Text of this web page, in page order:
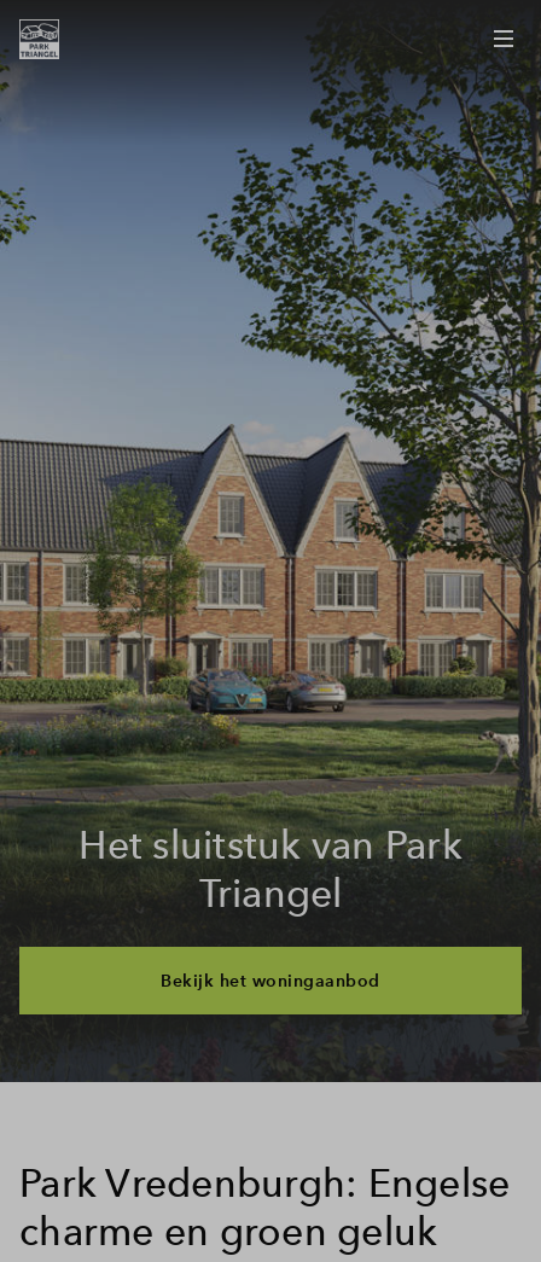
Het sluitstuk van Park
Triangel
Bekijk het woningaanbod
Park Vredenburgh: Engelse
charme en groen geluk